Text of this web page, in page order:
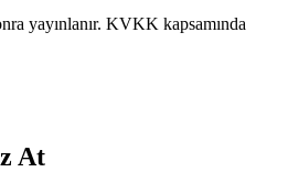
yayınlanır. KVKK kapsamında
At